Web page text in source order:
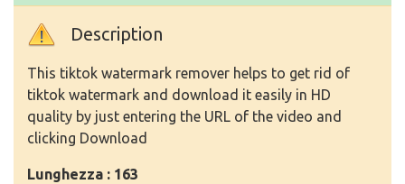
Description
This tiktok watermark remover helps to get rid of
tiktok watermark and download it easily in HD
quality by just entering the URL of the video and
clicking Download
Lunghezza : 163